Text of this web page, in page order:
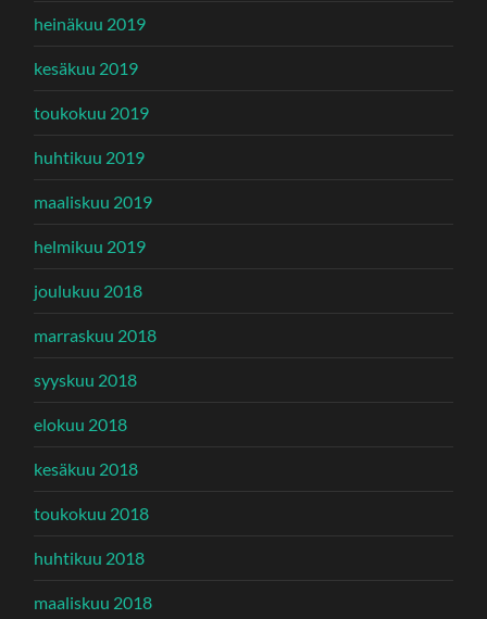
heinäkuu 2019
kesäkuu 2019
toukokuu 2019
huhtikuu 2019
maaliskuu 2019
helmikuu 2019
joulukuu 2018
marraskuu 2018
syyskuu 2018
elokuu 2018
kesäkuu 2018
toukokuu 2018
huhtikuu 2018
maaliskuu 2018